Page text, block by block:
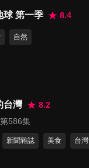
第102集 黑幫輓歌
第104集 眷村冤靈
48分鐘
球 第一季 8.4
自然
台灣
8.2
586集
新聞雜誌 美食 台灣